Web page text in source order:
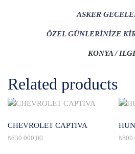
ASKER
ÖZEL GÜNLERİNİZE
KONYA /
Related products
CHEVROLET CAPTİVA
₺630.000,00 ₺